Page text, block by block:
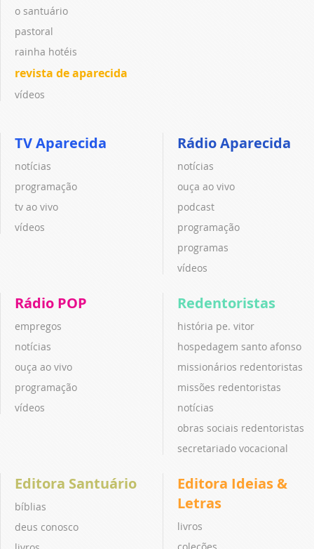
o santuário
pastoral
rainha hotéis
revista de aparecida
vídeos
TV Aparecida
notícias
programação
tv ao vivo
vídeos
Rádio Aparecida
notícias
ouça ao vivo
podcast
programação
programas
vídeos
Rádio POP
empregos
notícias
ouça ao vivo
programação
vídeos
Redentoristas
história pe. vitor
hospedagem santo afonso
missionários redentoristas
missões redentoristas
notícias
obras sociais redentoristas
secretariado vocacional
Editora Santuário
bíblias
deus conosco
Editora Ideias &
Letras
livros
coleções